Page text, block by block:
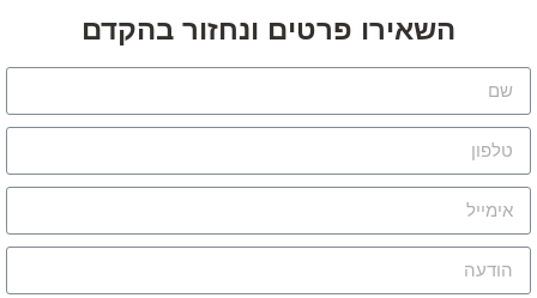
השאירו פרטים ונחזור בהקדם